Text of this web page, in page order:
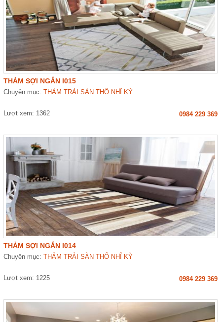
THẢM SỢI NGẮN I015
Chuyên mục:THẢM TRẢI SÀN THỔ NHĨ KỲ
Lượt xem: 1362 0984 229 369
THẢM SỢI NGẮN I014
Chuyên mục:THẢM TRẢI SÀN THỔ NHĨ KỲ
Lượt xem: 1225 0984 229 369